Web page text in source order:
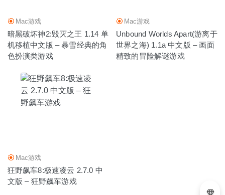
Mac游戏
暗黑破坏神2:毁灭之王 1.14 单
机移植中文版 – 暴雪经典的角
色扮演类游戏
Mac游戏
Unbound Worlds Apart(游离于
世界之海) 1.1a 中文版 – 画面
精致的冒险解谜游戏
Mac游戏
狂野飙车8:极速凌云 2.7.0 中
文版 – 狂野飙车游戏